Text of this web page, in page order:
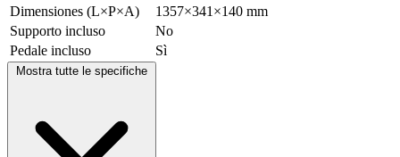
Dimensiones (L×P×A)
1357×341×140 mm
Supporto incluso
No
Pedale incluso
Sì
Mostra tutte le specifiche